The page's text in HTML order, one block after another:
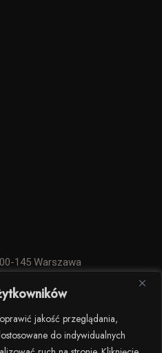
jakość przeglądania,
do indywidualnych
145 Warszawa